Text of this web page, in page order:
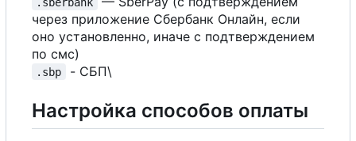
через приложение Сбербанк Онлайн, если
оно установленно, иначе с подтверждением
по смс)
.sbp - СБП\
Настройка способов оплаты